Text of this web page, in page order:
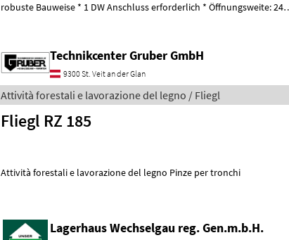
robuste Bauweise * 1 DW Anschluss erforderlich * Öffnungsweite: 246
Technikcenter Gruber GmbH
9300 St. Veit an der Glan
Attività forestali e lavorazione del legno / Fliegl
Fliegl RZ 185
Attività forestali e lavorazione del legno Pinze per tronchi
Lagerhaus Wechselgau reg. Gen.m.b.H.